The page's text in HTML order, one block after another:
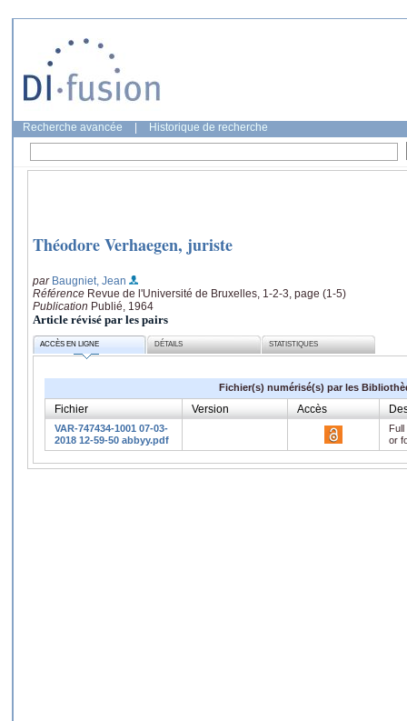
Recherche avancée Historique de recherche
Théodore Verhaegen, juriste
par Baugniet, Jean
Référence Revue de l'Université de Bruxelles, 1-2-3, page (1-5)
Publication Publié, 1964
Article révisé par les pairs
ACCÈS EN LIGNE DÉTAILS STATISTIQUES
Fichier(s) numérisé(s) par les
Fichier Version Accès
VAR-747434-1001 07-03-
2018 12-59-50 abbyy.pdf
or